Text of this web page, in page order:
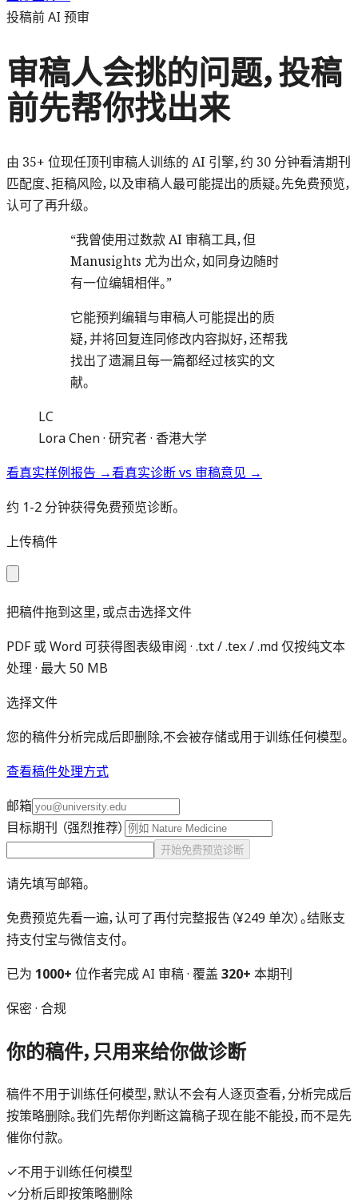
投稿前 AI 预审
审稿人会挑的问题，投稿
前先帮你找出来
由 35+ 位现任顶刊审稿人训练的 AI 引擎，约 30 分钟看清期刊
匹配度、拒稿风险，以及审稿人最可能提出的质疑。先免费预览，
认可了再升级。
“我曾使用过数款 AI 审稿工具，但
Manusights 尤为出众，如同身边随时
有一位编辑相伴。”
它能预判编辑与审稿人可能提出的质
疑，并将回复连同修改内容拟好，还帮我
找出了遗漏且每一篇都经过核实的文
献。
LC
Lora Chen· 研究者 · 香港大学
看真实样例报告 →看真实诊断 vs 审稿意见 →
约 1-2 分钟获得免费预览诊断。
上传稿件
把稿件拖到这里，或点击选择文件
PDF 或 Word 可获得图表级审阅 · .txt / .tex / .md 仅按纯文本
处理 · 最大 50 MB
选择文件
您的稿件分析完成后即删除,不会被存储或用于训练任何模型。
查看稿件处理方式
邮箱
目标期刊 （强烈推荐）
开始免费预览诊断
请先填写邮箱。
免费预览先看一遍，认可了再付完整报告（¥249 单次）。结账支
持支付宝与微信支付。
已为 1000+ 位作者完成 AI 审稿 · 覆盖 320+ 本期刊
保密 · 合规
你的稿件，只用来给你做诊断
稿件不用于训练任何模型，默认不会有人逐页查看，分析完成后
按策略删除。我们先帮你判断这篇稿子现在能不能投，而不是先
催你付款。
✓不用于训练任何模型
✓分析后即按策略删除